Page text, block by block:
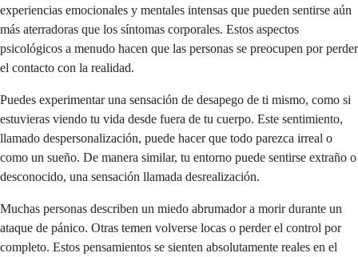
experiencias emocionales y mentales intensas que pueden sentirse aún
más aterradoras que los síntomas corporales. Estos aspectos
psicológicos a menudo hacen que las personas se preocupen por perder
el contacto con la realidad.
Puedes experimentar una sensación de desapego de ti mismo, como si
estuvieras viendo tu vida desde fuera de tu cuerpo. Este sentimiento,
llamado despersonalización, puede hacer que todo parezca irreal o
como un sueño. De manera similar, tu entorno puede sentirse extraño o
desconocido, una sensación llamada desrealización.
Muchas personas describen un miedo abrumador a morir durante un
ataque de pánico. Otras temen volverse locas o perder el control por
completo. Estos pensamientos se sienten absolutamente reales en el